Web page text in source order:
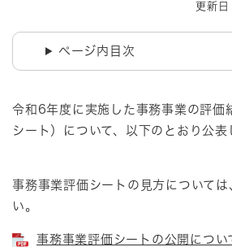
更新
ページ内目次
令和6年度に実施した事務事業の評価
シート）について、以下のとおり公表
事務事業評価シートの見方については
い。
事務事業評価シートの公開につい